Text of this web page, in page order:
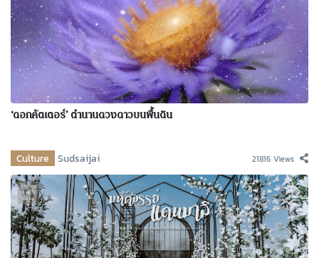
‘ดอกคัตเตอร์’ ตำนานดวงดาวบนพื้นดิน
Culture Sudsaijai 21816 Views